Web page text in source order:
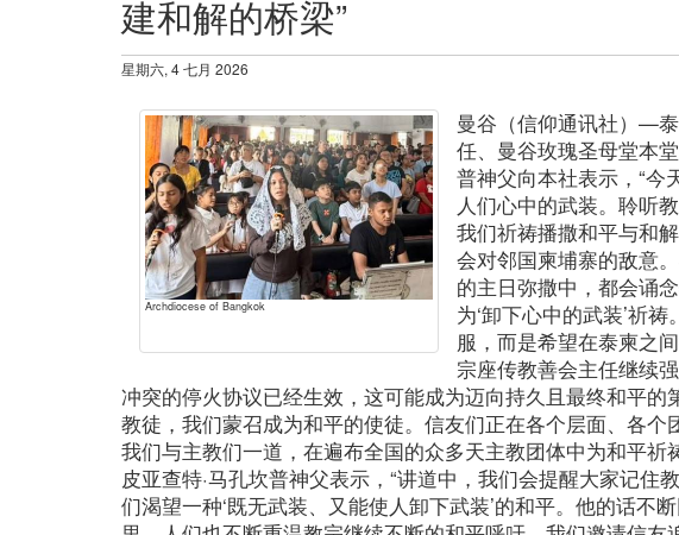
建和解的桥梁”
星期六, 4 七月 2026
Archdiocese of Bangkok
曼谷（信仰通讯社）—
任、曼谷玫瑰圣母堂本
普神父向本社表示，“今
人们心中的武装。聆听
我们祈祷播撒和平与和
会对邻国柬埔寨的敌意
的主日弥撒中，都会诵
为‘卸下心中的武装’祈
服，而是希望在泰柬之间
宗座传教善会主任继续
冲突的停火协议已经生效，这可能成为迈向持久且最终和平的
教徒，我们蒙召成为和平的使徒。信友们正在各个层面、各个
我们与主教们一道，在遍布全国的众多天主教团体中为和平祈祷
皮亚查特·马孔坎普神父表示，“讲道中，我们会提醒大家记住
们渴望一种‘既无武装、又能使人卸下武装’的和平。他的话不